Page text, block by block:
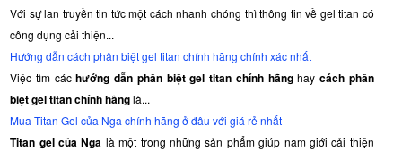
Với sự lan truyền tin tức một cách nhanh chóng thì thông tin về gel titan có
công dụng cải thiện...
Hướng dẫn cách phân biệt gel titan chính hãng chính xác nhất
Việc tìm cáchướng dẫn phân biệt gel titan chính hãnghay cách phân
biệt gel titan chính hãnglà...
Mua Titan Gel của Nga chính hãng ở đâu với giá rẻ nhất
Titan gel của Nga là một trong những sản phẩm giúp nam giới cải thiện